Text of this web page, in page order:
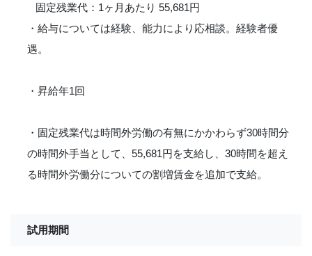
固定残業代：1ヶ月あたり 55,681円
・給与については経験、能力により応相談。経験者優
遇。
・昇給年1回
・固定残業代は時間外労働の有無にかかわらず30時間分
の時間外手当として、55,681円を支給し、30時間を超え
る時間外労働分についての割増賃金を追加で支給。
試用期間